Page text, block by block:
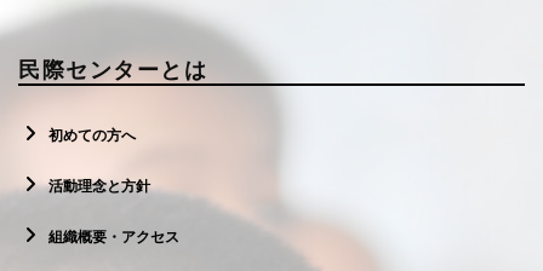
民際センターとは
初めての方へ
活動理念と方針
組織概要・アクセス